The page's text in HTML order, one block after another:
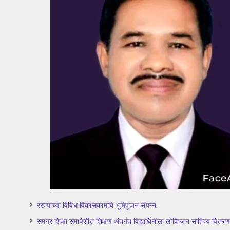
रस्त्याच्या विविध विकासकामांचे भूमिपूजन संपन्न.
समग्र शिक्षा समावेशीत शिक्षण अंतर्गत विद्यार्थिनीला लोव्हिजन साहित्य